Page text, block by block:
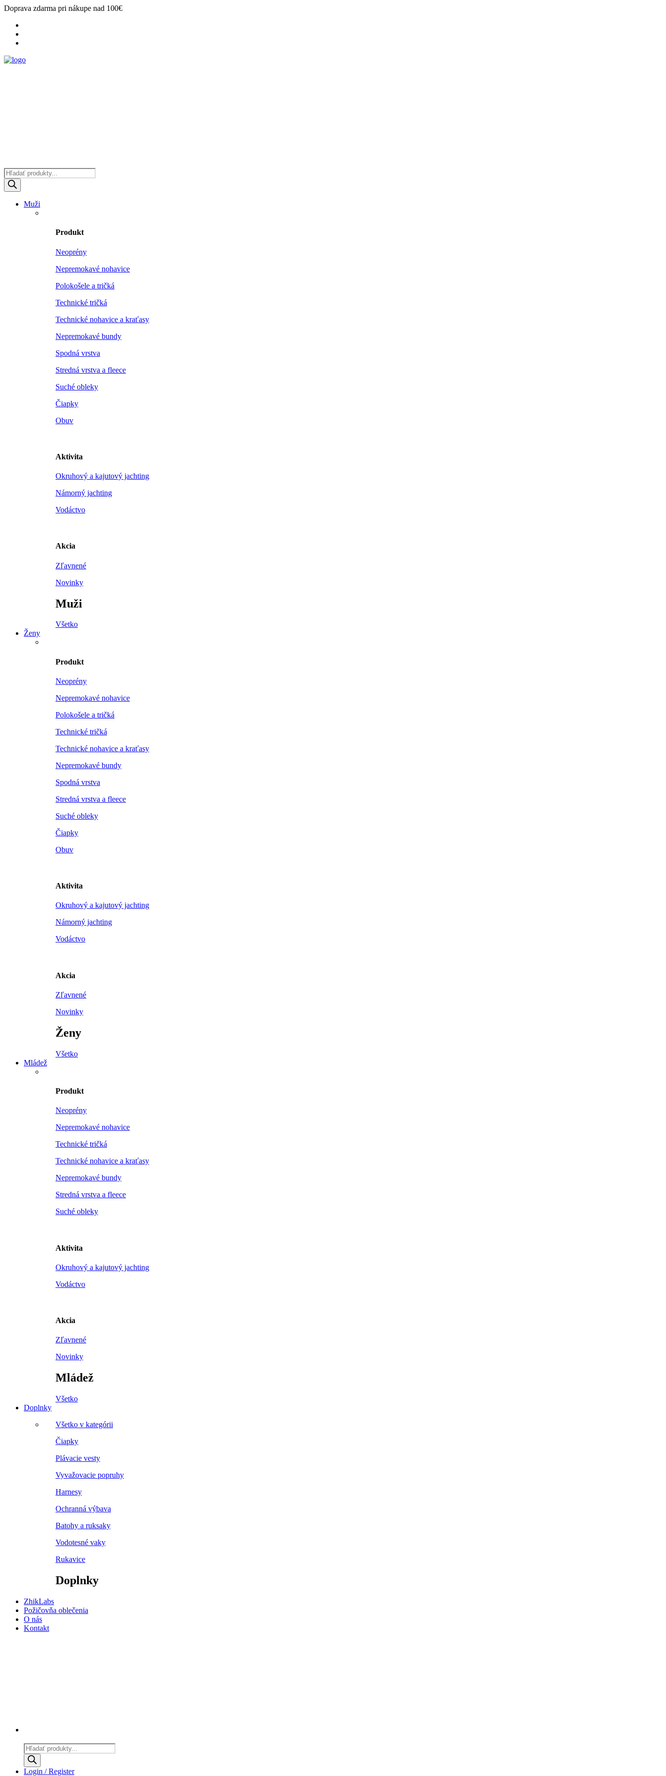
Doprava zdarma pri nákupe nad 100€
Products
search
Muži
Produkt
Neoprény
Nepremokavé nohavice
Polokošele a tričká
Technické tričká
Technické nohavice a kraťasy
Nepremokavé bundy
Spodná vrstva
Stredná vrstva a fleece
Suché obleky
Čiapky
Obuv
Aktivita
Okruhový a kajutový jachting
Námorný jachting
Vodáctvo
Akcia
Zľavnené
Novinky
Muži
Všetko
Ženy
Produkt
Neoprény
Nepremokavé nohavice
Polokošele a tričká
Technické tričká
Technické nohavice a kraťasy
Nepremokavé bundy
Spodná vrstva
Stredná vrstva a fleece
Suché obleky
Čiapky
Obuv
Aktivita
Okruhový a kajutový jachting
Námorný jachting
Vodáctvo
Akcia
Zľavnené
Novinky
Ženy
Všetko
Mládež
Produkt
Neoprény
Nepremokavé nohavice
Technické tričká
Technické nohavice a kraťasy
Nepremokavé bundy
Stredná vrstva a fleece
Suché obleky
Aktivita
Okruhový a kajutový jachting
Vodáctvo
Akcia
Zľavnené
Novinky
Mládež
Všetko
Doplnky
Všetko v kategórii
Čiapky
Plávacie vesty
Vyvažovacie popruhy
Harnesy
Ochranná výbava
Batohy a ruksaky
Vodotesné vaky
Rukavice
Doplnky
ZhikLabs
Požičovňa oblečenia
O nás
Kontakt
Products
search
Login / Register